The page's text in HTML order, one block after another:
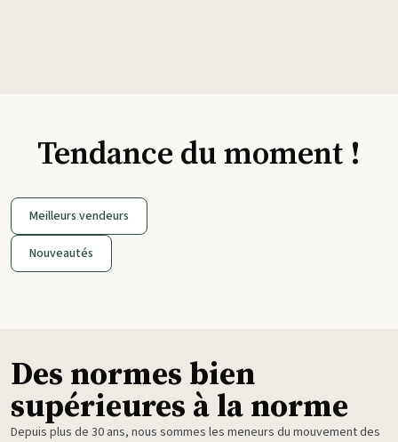
Tendance du moment !
Meilleurs vendeurs
Nouveautés
Des normes bien
supérieures à la norme
Depuis plus de 30 ans, nous sommes les meneurs du mouvement des